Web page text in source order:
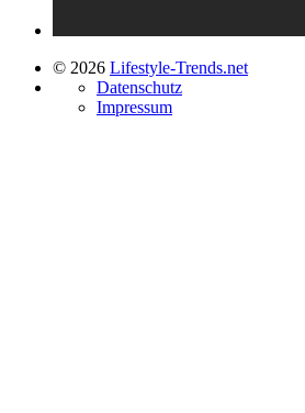
© 2026 Lifestyle-Trends.net
Datenschutz
Impressum